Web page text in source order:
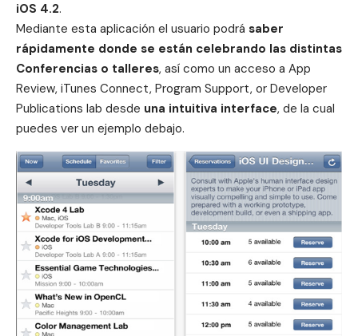
iOS 4.2.
Mediante esta aplicación el usuario podrá saber
rápidamente donde se están celebrando las distintas
Conferencias o talleres, así como un acceso a App
Review, iTunes Connect, Program Support, or Developer
Publications lab desde una intuitiva interface, de la cual
puedes ver un ejemplo debajo.